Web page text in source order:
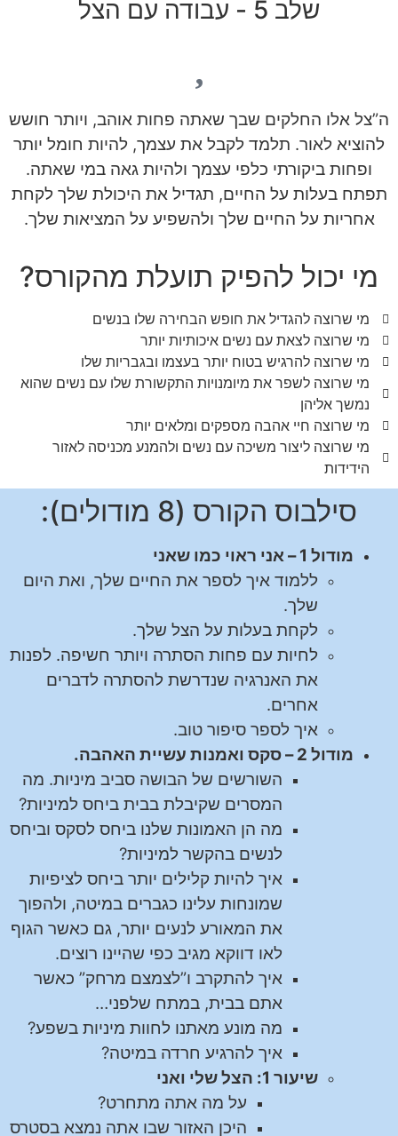
שלב 5 - עבודה עם הצל
ה”צל אלו החלקים שבך שאתה פחות אוהב, ויותר חושש
להוציא לאור. תלמד לקבל את עצמך, להיות חומל יותר
ופחות ביקורתי כלפי עצמך ולהיות גאה במי שאתה.
תפתח בעלות על החיים, תגדיל את היכולת שלך לקחת
אחריות על החיים שלך ולהשפיע על המציאות שלך.
מי יכול להפיק תועלת מהקורס?
מי שרוצה להגדיל את חופש הבחירה שלו בנשים
מי שרוצה לצאת עם נשים איכותיות יותר
מי שרוצה להרגיש בטוח יותר בעצמו ובגבריות שלו
מי שרוצה לשפר את מיומנויות התקשורת שלו עם נשים שהוא
נמשך אליהן
מי שרוצה חיי אהבה מספקים ומלאים יותר
מי שרוצה ליצור משיכה עם נשים ולהמנע מכניסה לאזור
הידידות
סילבוס הקורס (8 מודולים):
מודול 1 – אני ראוי כמו שאני
ללמוד איך לספר את החיים שלך, ואת היום
שלך.
לקחת בעלות על הצל שלך.
לחיות עם פחות הסתרה ויותר חשיפה. לפנות
את האנרגיה שנדרשת להסתרה לדברים
אחרים.
איך לספר סיפור טוב.
מודול 2 – סקס ואמנות עשיית האהבה.
השורשים של הבושה סביב מיניות. מה
המסרים שקיבלת בבית ביחס למיניות?
מה הן האמונות שלנו ביחס לסקס וביחס
לנשים בהקשר למיניות?
איך להיות קלילים יותר ביחס לציפיות
שמונחות עלינו כגברים במיטה, ולהפוך
את המאורע לנעים יותר, גם כאשר הגוף
לאו דווקא מגיב כפי שהיינו רוצים.
איך להתקרב ו”לצמצם מרחק” כאשר
אתם בבית, במתח שלפני…
מה מונע מאתנו לחוות מיניות בשפע?
איך להרגיע חרדה במיטה?
שיעור 1: הצל שלי ואני
על מה אתה מתחרט?
היכן האזור שבו אתה נמצא בסטרס